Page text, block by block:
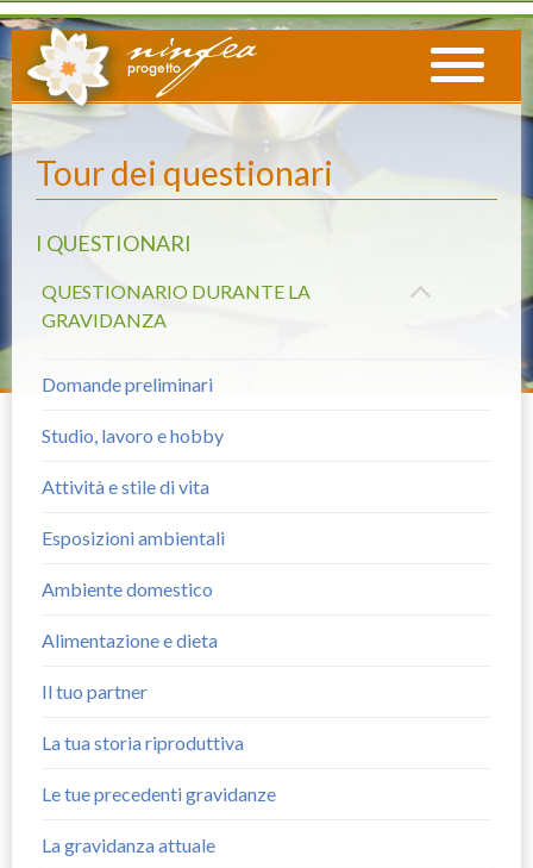
Tour dei questionari
I QUESTIONARI
QUESTIONARIO DURANTE LA
GRAVIDANZA
Domande preliminari
Studio, lavoro e hobby
Attività e stile di vita
Esposizioni ambientali
Ambiente domestico
Alimentazione e dieta
Il tuo partner
La tua storia riproduttiva
Le tue precedenti gravidanze
La gravidanza attuale